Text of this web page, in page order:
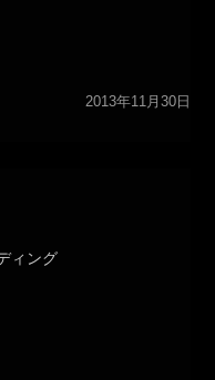
2013年11月30日
ィング